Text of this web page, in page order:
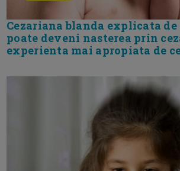
Cezariana blanda explicata de
poate deveni nasterea prin
experienta mai apropiata de